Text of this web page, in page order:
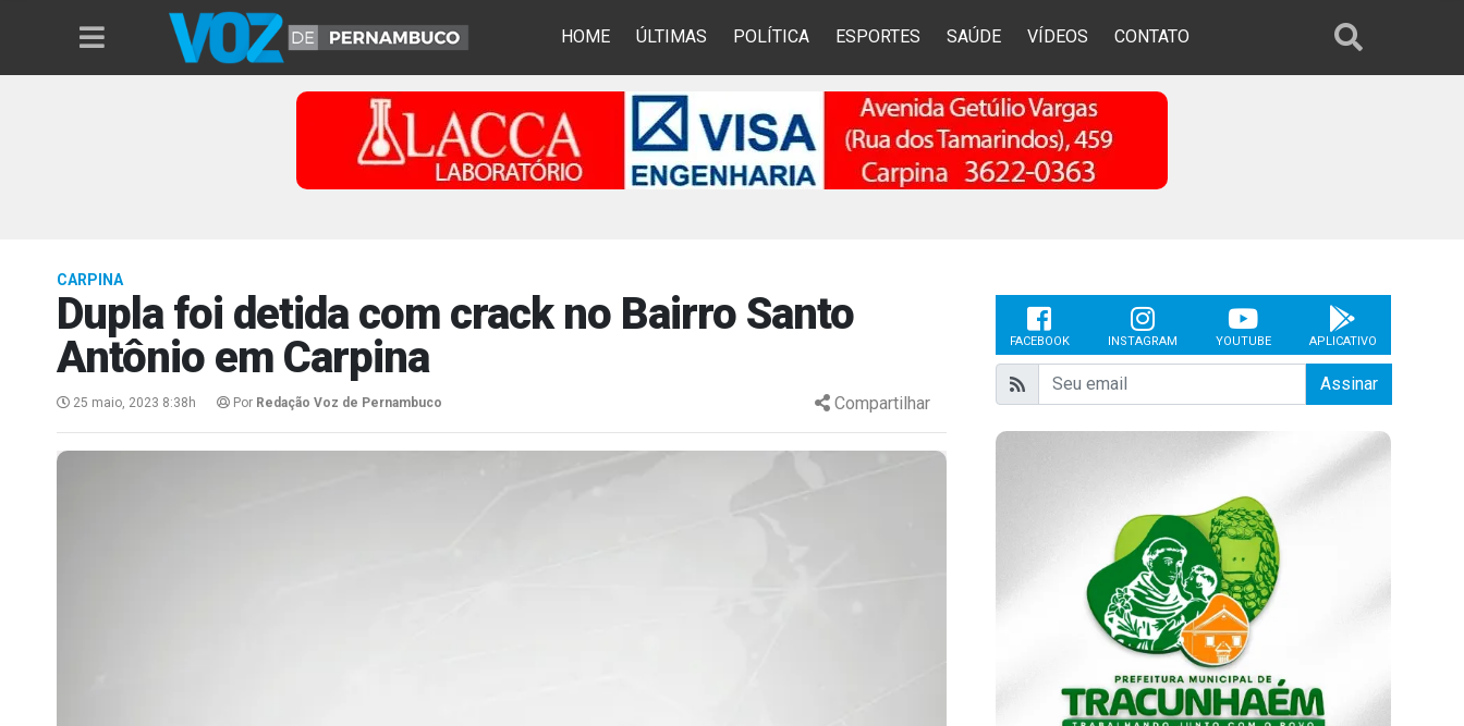
HOME ÚLTIMAS POLÍTICA ESPORTES SAÚDE VÍDEOS CONTATO
CARPINA
Dupla foi detida com crack no Bairro Santo
Antônio em Carpina
25 maio, 2023 8:38h Por Redação Voz de Pernambuco Compartilhar
FACEBOOK INSTAGRAM YOUTUBE APLICATIVO
Assinar